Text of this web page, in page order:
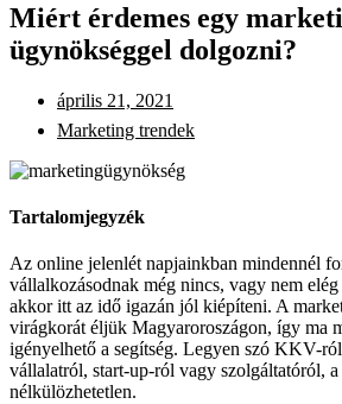
Miért érdemes egy
ügynökséggel dolgozni?
április 21, 2021
Marketing trendek
Tartalomjegyzék
Az online jelenlét napjainkban mindennél
vállalkozásodnak még nincs, vagy nem
akkor itt az idő igazán jól kiépíteni. A
virágkorát éljük Magyaroroszágon, így ma
igényelhető a segítség. Legyen szó KKV-
vállalatról, start-up-ról vagy szolgáltatóról,
nélkülözhetetlen.